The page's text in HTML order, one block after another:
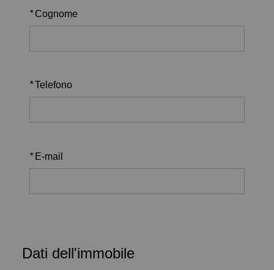
* Cognome
*Telefono
* E-mail
Dati dell'immobile